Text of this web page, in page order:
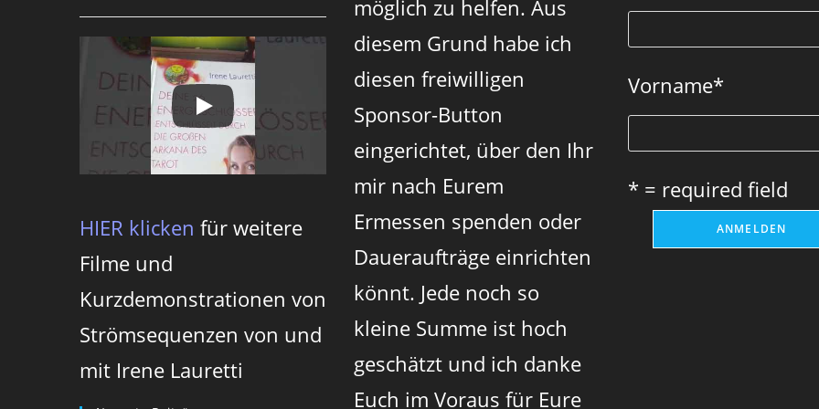
HIER klicken für weitere
Filme und
Kurzdemonstrationen von
Strömsequenzen von und
mit Irene Lauretti
möglich zu helfen. Aus
diesem Grund habe ich
diesen freiwilligen
Sponsor-Button
eingerichtet, über den Ihr
mir nach Eurem
Ermessen spenden oder
Daueraufträge einrichten
könnt. Jede noch so
kleine Summe ist hoch
geschätzt und ich danke
Euch im Voraus für Eure
tab
tab
tab
Vorname*
* = required field